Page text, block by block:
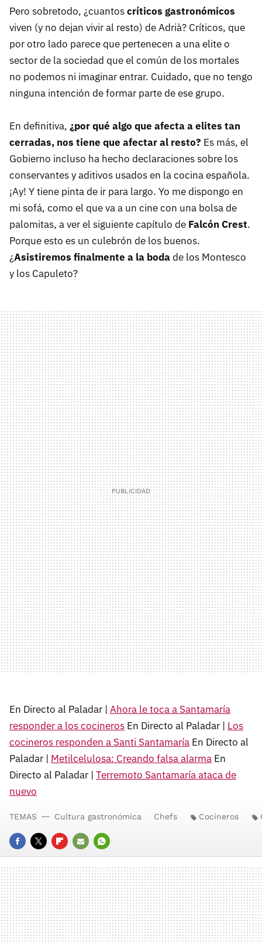
Pero sobretodo, ¿cuantoscríticos gastronómicos
viven (y no dejan vivir al resto) de Adrià? Críticos, que
por otro lado parece que pertenecen a una elite o
sector de la sociedad que el común de los mortales
no podemos ni imaginar entrar. Cuidado, que no tengo
ninguna intención de formar parte de ese grupo.
En definitiva, ¿por qué algo que afecta a elites tan
cerradas, nos tiene que afectar al resto? Es más, el
Gobierno incluso ha hecho declaraciones sobre los
conservantes y aditivos usados en la cocina española.
¡Ay! Y tiene pinta de ir para largo. Yo me dispongo en
mi sofá, como el que va a un cine con una bolsa de
palomitas, a ver el siguiente capítulo de Falcón Crest.
Porque esto es un culebrón de los buenos.
¿Asistiremos finalmente a la bodade los Montesco
y los Capuleto?
En Directo al Paladar | Ahora le toca a Santamaría
responder a los cocineros En Directo al Paladar | Los
cocineros responden a Santi Santamaría En Directo al
Paladar | Metilcelulosa: Creando falsa alarma En
Directo al Paladar | Terremoto Santamaría ataca de
nuevo
FACEBOOK
TWITTERFLIPBOARD
E-
MAIL
WHATSAPP
TEMAS Cultura gastronómica Chefs Cocineros